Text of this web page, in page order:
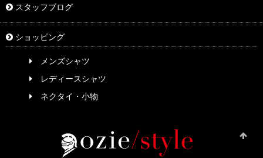
スタッフブログ
ショッピング
メンズシャツ
レディースシャツ
ネクタイ・小物